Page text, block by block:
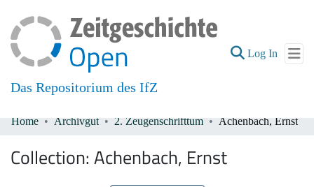
Das Repositorium des IfZ
Log In (current)
All of DSpace
Home Archivgut 2. Zeugenschrifttum Achenbach, Ernst
Collection: Achenbach, Ernst